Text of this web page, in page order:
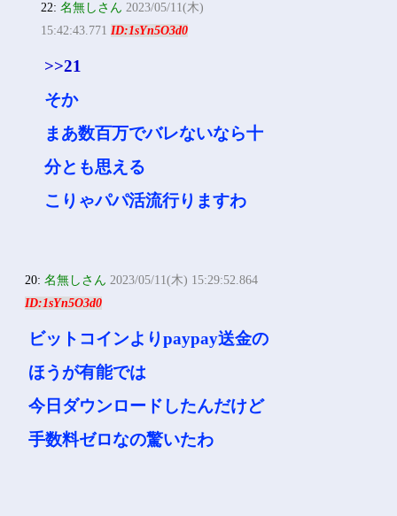
22:名無しさん 2023/05/11(木)
15:42:43.771ID:1sYn5O3d0
>>21
そか
まあ数百万でバレないなら十
分とも思える
こりゃパパ活流行りますわ
20:名無しさん 2023/05/11(木) 15:29:52.864
ID:1sYn5O3d0
ビットコインよりpaypay送金の
ほうが有能では
今日ダウンロードしたんだけど
手数料ゼロなの驚いたわ